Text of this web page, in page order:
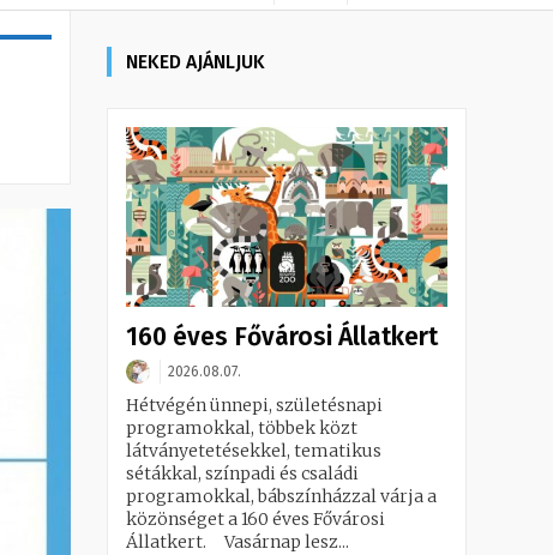
NEKED AJÁNLJUK
160 éves Fővárosi Állatkert
2026.08.07.
Hétvégén ünnepi, születésnapi
programokkal, többek közt
látványetetésekkel, tematikus
sétákkal, színpadi és családi
programokkal, bábszínházzal várja a
közönséget a 160 éves Fővárosi
Állatkert. Vasárnap lesz...